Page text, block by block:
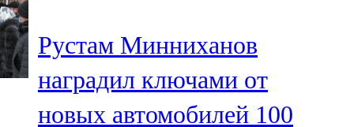
Олы Әтнә
71,42 FM
Рустам Минниханов
наградил ключами от
новых автомобилей 100